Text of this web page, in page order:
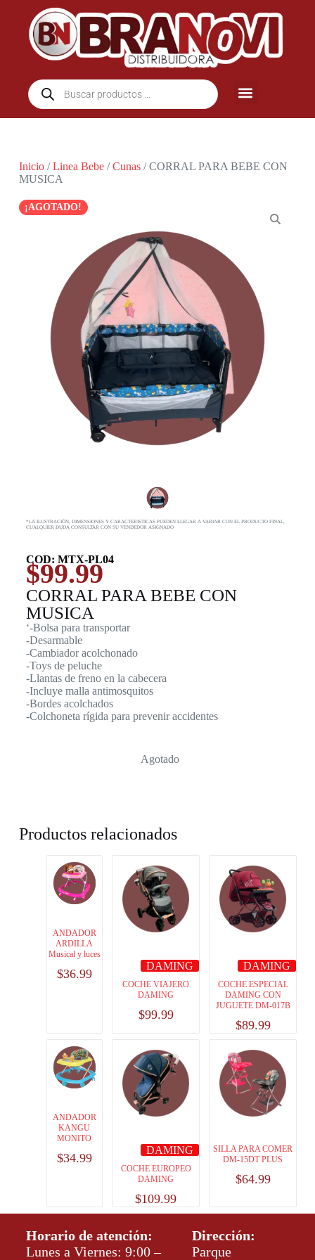
Inicio/Linea Bebe/Cunas/ CORRAL PARA BEBE CON
MUSICA
¡AGOTADO!
*LA ILUSTRACIÓN, DIMENSIONES Y CARACTERISTICAS PUEDEN LLEGAR A VARIAR CON EL PRODUCTO FINAL,
CUALQUIER DUDA CONSULTAR CON SU VENDEDOR ASIGNADO
COD: MTX-PL04
$99.99
CORRAL PARA BEBE CON
MUSICA
‘-Bolsa para transportar
-Desarmable
-Cambiador acolchonado
-Toys de peluche
-Llantas de freno en la cabecera
-Incluye malla antimosquitos
-Bordes acolchados
-Colchoneta rígida para prevenir accidentes
Agotado
Productos relacionados
ANDADOR
ARDILLA
Musical y luces
$36.99
DAMING
COCHE VIAJERO
DAMING
$99.99
DAMING
COCHE ESPECIAL
DAMING CON
JUGUETE DM-017B
$89.99
ANDADOR
KANGU
MONITO
$34.99
DAMING
COCHE EUROPEO
DAMING
$109.99
SILLA PARA COMER
DM-15DT PLUS
$64.99
Horario de atención:
Lunes a Viernes: 9:00 –
Dirección:
Parque